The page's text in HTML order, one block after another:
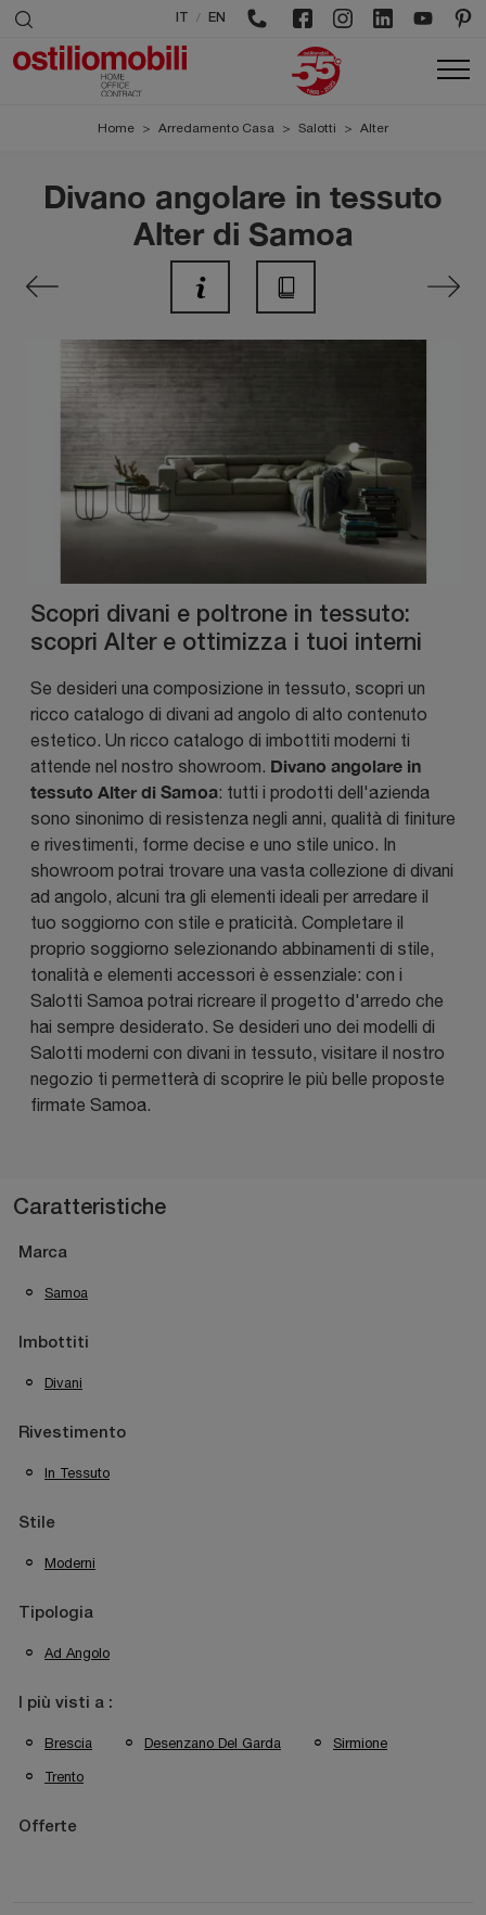
/ EN
Home > Arredamento Casa > Salotti > Alter
Divano angolare in tessuto
Alter di Samoa
Scopri divani e poltrone in tessuto:
scopri Alter e ottimizza i tuoi interni
Se desideri una composizione in tessuto, scopri un
ricco catalogo di divani ad angolo di alto contenuto
estetico. Un ricco catalogo di imbottiti moderni ti
attende nel nostro showroom. Divano angolare in
tessuto Alter di Samoa: tutti i prodotti dell'azienda
sono sinonimo di resistenza negli anni, qualità di finiture
e rivestimenti, forme decise e uno stile unico. In
showroom potrai trovare una vasta collezione di divani
ad angolo, alcuni tra gli elementi ideali per arredare il
tuo soggiorno con stile e praticità. Completare il
proprio soggiorno selezionando abbinamenti di stile,
tonalità e elementi accessori è essenziale: con i
Salotti Samoa potrai ricreare il progetto d'arredo che
hai sempre desiderato. Se desideri uno dei modelli di
Salotti moderni con divani in tessuto, visitare il nostro
negozio ti permetterà di scoprire le più belle proposte
firmate Samoa.
Caratteristiche
Marca
Samoa
Imbottiti
Divani
Rivestimento
In Tessuto
Stile
Moderni
Tipologia
Ad Angolo
I più visti a :
Brescia Desenzano Del Garda Sirmione
Trento
Offerte